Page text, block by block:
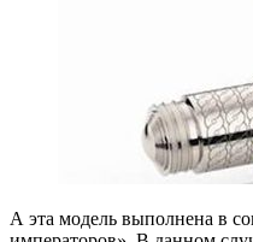
А эта модель выполнена в